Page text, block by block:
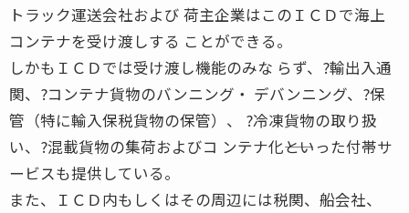
トラック運送会社および 荷主企業はこのＩＣＤで海上
コンテナを受け渡しする ことができる。
しかもＩＣＤでは受け渡し機能のみな らず、?輸出入通
関、?コンテナ貨物のバンニング・ デバンニング、?保
管（特に輸入保税貨物の保管）、 ?冷凍貨物の取り扱
い、?混載貨物の集荷およびコ ンテナ化――といった付帯サ
ービスも提供している。
また、ＩＣＤ内もしくはその周辺には税関、船会社、